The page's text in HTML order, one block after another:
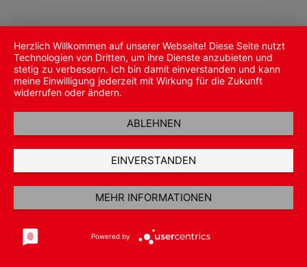
Herzlich Willkommen auf unserer Webseite! Diese Seite nutzt
Technologien von Dritten, um ihre Dienste anzubieten und
stetig zu verbessern. Ich bin damit einverstanden und kann
meine Einwilligung jederzeit mit Wirkung für die Zukunft
widerrufen oder ändern.
ABLEHNEN
EINVERSTANDEN
MEHR INFORMATIONEN
Powered by